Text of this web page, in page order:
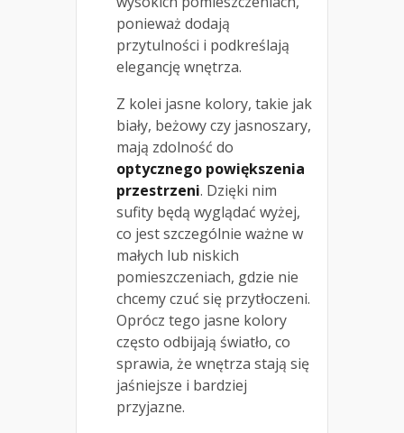
ponieważ dodają
przytulności i podkreślają
elegancję wnętrza.
Z kolei jasne kolory, takie jak
biały, beżowy czy jasnoszary,
mają zdolność do
optycznego powiększenia
przestrzeni. Dzięki nim
sufity będą wyglądać wyżej,
co jest szczególnie ważne w
małych lub niskich
pomieszczeniach, gdzie nie
chcemy czuć się przytłoczeni.
Oprócz tego jasne kolory
często odbijają światło, co
sprawia, że wnętrza stają się
jaśniejsze i bardziej
przyjazne.